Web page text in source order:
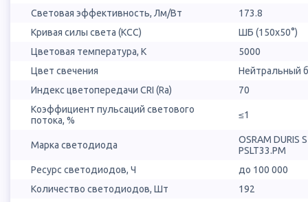
Световая эффективность, Лм/Вт
173.8
Кривая силы света (КСС)
ШБ (150х50°)
Цветовая температура, К
5000
Цвет свечения
Нейтральный
Индекс цветопередачи CRI (Ra)
70
Коэффициент пульсаций светового
потока, %
≤1
Марка светодиода
OSRAM DURIS
PSLT33.PM
Ресурс светодиодов, Ч
до 100 000
Количество светодиодов, Шт
192